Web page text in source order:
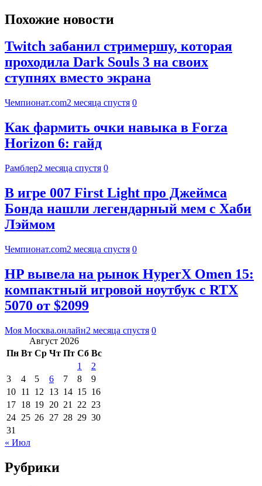
Похожие новости
Twitch забанил стримершу, которая
проходила Dark Souls 3 на своих
ступнях вместо экрана
Чемпионат.com2 месяца спустя 0
Как фармить очки навыка в Forza
Horizon 6: гайд
Рамблер2 месяца спустя 0
В игре 007 First Light про Джеймса
Бонда нашли легендарный мем с Хаби
Лэймом
Чемпионат.com2 месяца спустя 0
HP вывела на рынок HyperX Omen 15:
компактный игровой ноутбук с RTX
5070 от $2099
Моя Москва.онлайн2 месяца спустя 0
Август 2026
Пн Вт Ср Чт Пт Сб Вс
1
2
3
4 5 6 7 8
9
10 11 12 13 14 15 16
17 18 19 20 21 22 23
24 25 26 27 28 29 30
31
« Июл
Рубрики